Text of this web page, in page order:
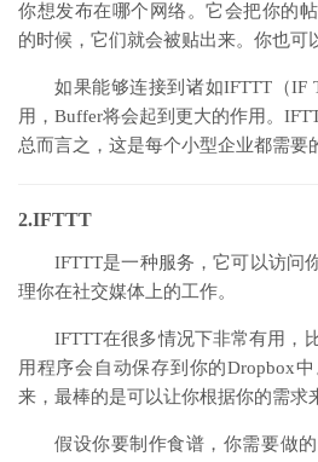
你想发布在哪个网络。它会把你的
的时候，它们就会被贴出来。你也可
如果能够连接到诸如IFTTT（IF
用，Buffer将会起到更大的作用。
总而言之，这是每个小型企业都需要
2.IFTTT
IFTTT是一种服务，它可以访问
理你在社交媒体上的工作。
IFTTT在很多情况下非常有用，
用程序会自动保存到你的Dropbox
来，最棒的是可以让你根据你的需求
假设你要制作食谱，你需要做